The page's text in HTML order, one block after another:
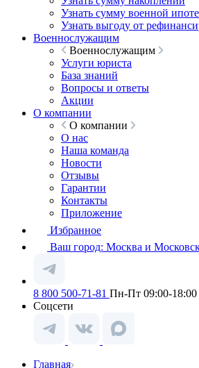
Узнать сумму военной
Узнать выгоду от
Военнослужащим
Военнослужащим
Услуги юриста
База знаний
Вопросы и ответы
Акции
О компании
О компании
О нас
Наша команда
Новости
Отзывы
Гарантии
Контакты
Приложение
Избранное
Ваш город: Москва и
8 800 500-71-81 Пн-Пт 09:00-18:00
Соцсети
Главная